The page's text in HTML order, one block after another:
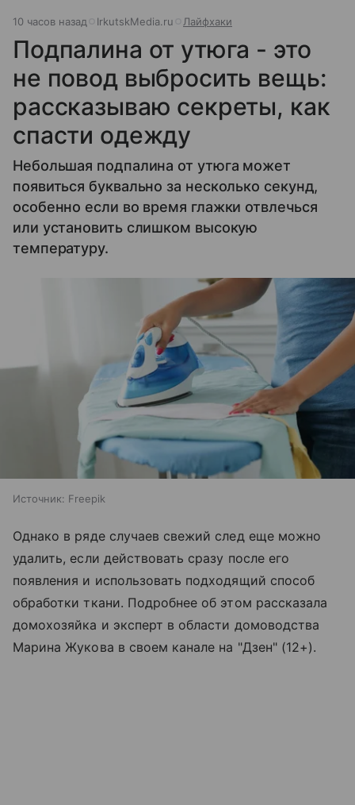
10 часов назад IrkutskMedia.ru Лайфхаки
Подпалина от утюга - это
не повод выбросить вещь:
рассказываю секреты, как
спасти одежду
Небольшая подпалина от утюга может
появиться буквально за несколько секунд,
особенно если во время глажки отвлечься
или установить слишком высокую
температуру.
Источник: Freepik
Однако в ряде случаев свежий след еще можно
удалить, если действовать сразу после его
появления и использовать подходящий способ
обработки ткани. Подробнее об этом рассказала
домохозяйка и эксперт в области домоводства
Марина Жукова в своем канале на "Дзен" (12+).